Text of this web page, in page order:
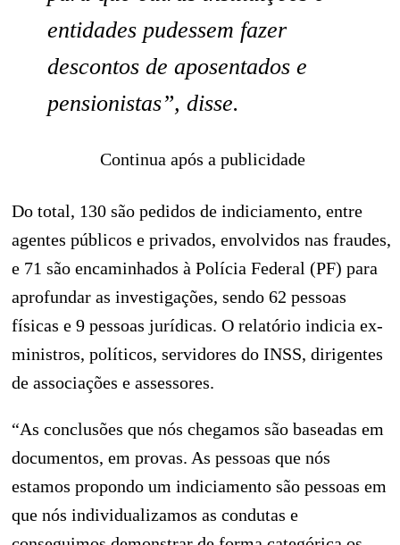
entidades pudessem fazer
descontos de aposentados e
pensionistas”, disse.
Continua após a publicidade
Do total, 130 são pedidos de indiciamento, entre
agentes públicos e privados, envolvidos nas fraudes,
e 71 são encaminhados à Polícia Federal (PF) para
aprofundar as investigações, sendo 62 pessoas
físicas e 9 pessoas jurídicas. O relatório indicia ex-
ministros, políticos, servidores do INSS, dirigentes
de associações e assessores.
“As conclusões que nós chegamos são baseadas em
documentos, em provas. As pessoas que nós
estamos propondo um indiciamento são pessoas em
que nós individualizamos as condutas e